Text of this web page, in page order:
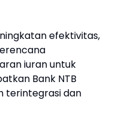
efektivitas,
iuran untuk
Bank NTB
terintegrasi dan